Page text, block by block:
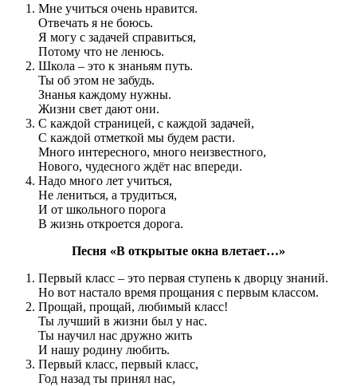
Мне учиться очень нравится.
Отвечать я не боюсь.
Я могу с задачей справиться,
Потому что не ленюсь.
Школа – это к знаньям путь.
Ты об этом не забудь.
Знанья каждому нужны.
Жизни свет дают они.
С каждой страницей, с каждой задачей,
С каждой отметкой мы будем расти.
Много интересного, много неизвестного,
Нового, чудесного ждёт нас впереди.
Надо много лет учиться,
Не лениться, а трудиться,
И от школьного порога
В жизнь откроется дорога.
Песня «В открытые окна влетает…»
Первый класс – это первая ступень к дворцу знаний.
Но вот настало время прощания с первым классом.
Прощай, прощай, любимый класс!
Ты лучший в жизни был у нас.
Ты научил нас дружно жить
И нашу родину любить.
Первый класс, первый класс,
Год назад ты принял нас,